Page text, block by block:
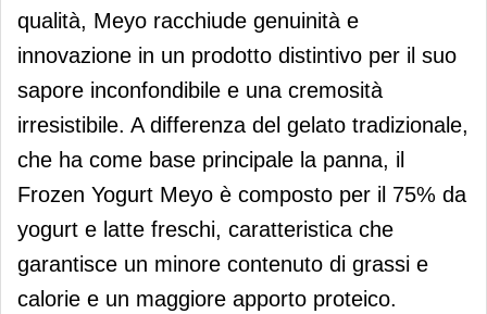
qualità, Meyo racchiude genuinità e
innovazione in un prodotto distintivo per il suo
sapore inconfondibile e una cremosità
irresistibile. A differenza del gelato tradizionale,
che ha come base principale la panna, il
Frozen Yogurt Meyo è composto per il 75% da
yogurt e latte freschi, caratteristica che
garantisce un minore contenuto di grassi e
calorie e un maggiore apporto proteico.